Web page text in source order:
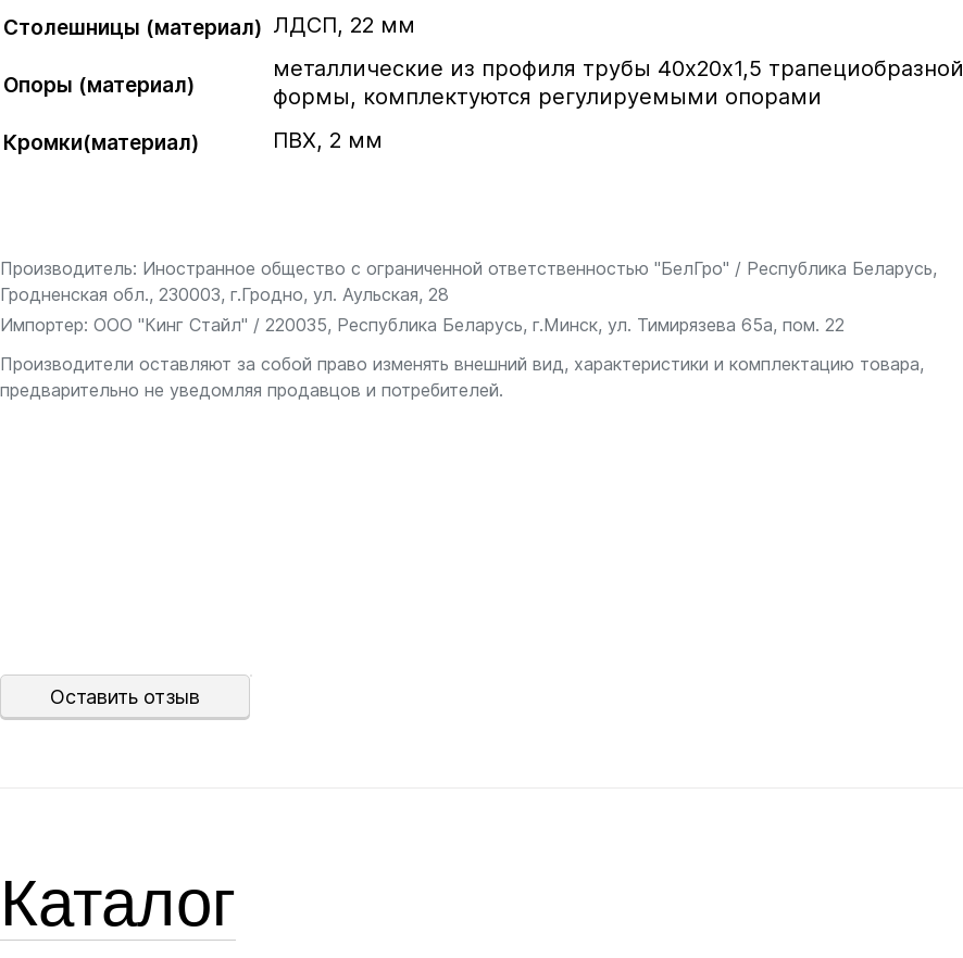
Столешницы (материал) ЛДСП, 22 мм
Опоры (материал)
металлические из профиля трубы 40х20х1,5 трапециобразной
формы, комплектуются регулируемыми опорами
Кромки(материал) ПВХ, 2 мм
Производитель: Иностранное общество с ограниченной ответственностью "БелГро" / Республика Беларусь,
Гродненская обл., 230003, г.Гродно, ул. Аульская, 28
Импортер: ООО "Кинг Стайл" / 220035, Республика Беларусь, г.Минск, ул. Тимирязева 65а, пом. 22
Производители оставляют за собой право изменять внешний вид, характеристики и комплектацию товара,
предварительно не уведомляя продавцов и потребителей.
Оставить отзыв
Каталог